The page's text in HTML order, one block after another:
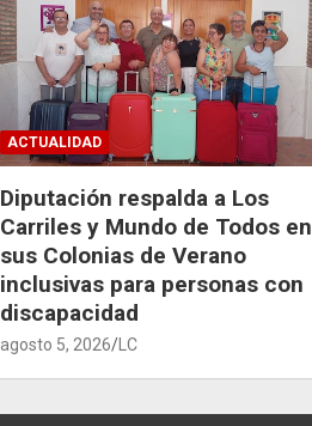
ACTUALIDAD
Diputación respalda a Los
Carriles y Mundo de Todos en
sus Colonias de Verano
inclusivas para personas con
discapacidad
agosto 5, 2026 LC